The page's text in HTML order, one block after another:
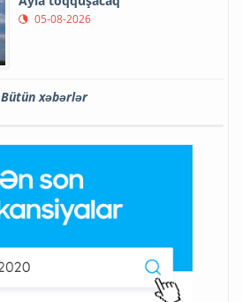
05-08-2026
Bütün xəbərlər